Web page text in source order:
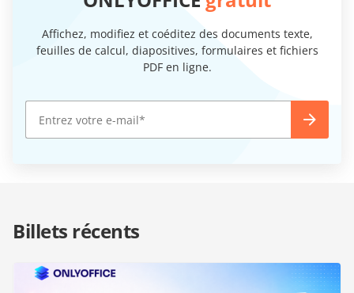
Affichez, modifiez et coéditez des documents texte,
feuilles de calcul, diapositives, formulaires et fichiers
PDF en ligne.
Billets récents